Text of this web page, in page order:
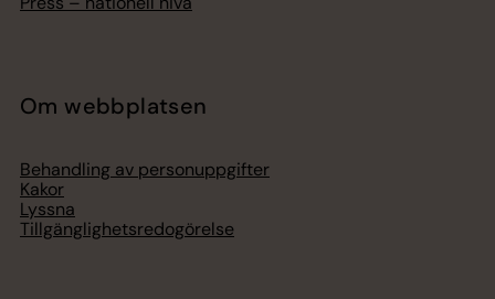
Om webbplatsen
Behandling av personuppgifter
Kakor
Lyssna
Tillgänglighetsredogörelse